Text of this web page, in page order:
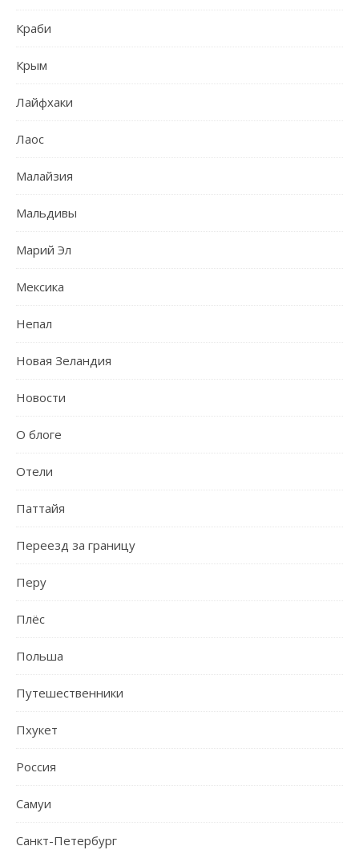
Краби
Крым
Лайфхаки
Лаос
Малайзия
Мальдивы
Марий Эл
Мексика
Непал
Новая Зеландия
Новости
О блоге
Отели
Паттайя
Переезд за границу
Перу
Плёс
Польша
Путешественники
Пхукет
Россия
Самуи
Санкт-Петербург